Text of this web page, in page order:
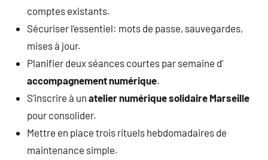
comptes existants.
Sécuriser l’essentiel: mots de passe, sauvegardes,
mises à jour.
Planifier deux séances courtes par semaine d’
accompagnement numérique.
S’inscrire à unatelier numérique solidaire Marseille
pour consolider.
Mettre en place trois rituels hebdomadaires de
maintenance simple.